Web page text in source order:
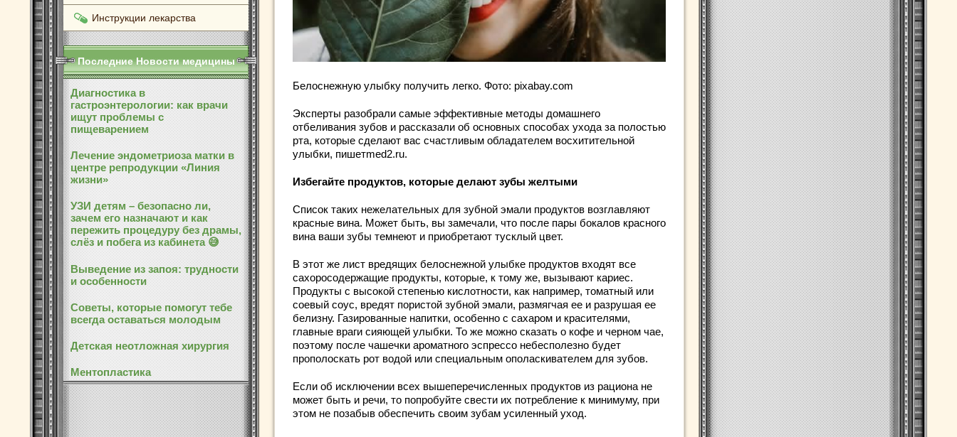
Инструкции лекарства
Последние Новости медицины
Диагностика в
гастроэнтерологии: как врачи
ищут проблемы с
пищеварением
Лечение эндометриоза матки в
центре репродукции «Линия
жизни»
УЗИ детям – безопасно ли,
зачем его назначают и как
пережить процедуру без драмы,
слёз и побега из кабинета 😅
Выведение из запоя: трудности
и особенности
Советы, которые помогут тебе
всегда оставаться молодым
Детская неотложная хирургия
Ментопластика
Белоснежную улыбку получить легко. Фото: pixabay.com
Эксперты разобрали самые эффективные методы домашнего
отбеливания зубов и рассказали об основных способах ухода за полостью
рта, которые сделают вас счастливым обладателем восхитительной
улыбки, пишетmed2.ru.
Избегайте продуктов, которые делают зубы желтыми
Список таких нежелательных для зубной эмали продуктов возглавляют
красные вина. Может быть, вы замечали, что после пары бокалов красного
вина ваши зубы темнеют и приобретают тусклый цвет.
В этот же лист вредящих белоснежной улыбке продуктов входят все
сахоросодержащие продукты, которые, к тому же, вызывают кариес.
Продукты с высокой степенью кислотности, как например, томатный или
соевый соус, вредят пористой зубной эмали, размягчая ее и разрушая ее
белизну. Газированные напитки, особенно с сахаром и красителями,
главные враги сияющей улыбки. То же можно сказать о кофе и черном чае,
поэтому после чашечки ароматного эспрессо небесполезно будет
прополоскать рот водой или специальным ополаскивателем для зубов.
Если об исключении всех вышеперечисленных продуктов из рациона не
может быть и речи, то попробуйте свести их потребление к минимуму, при
этом не позабыв обеспечить своим зубам усиленный уход.